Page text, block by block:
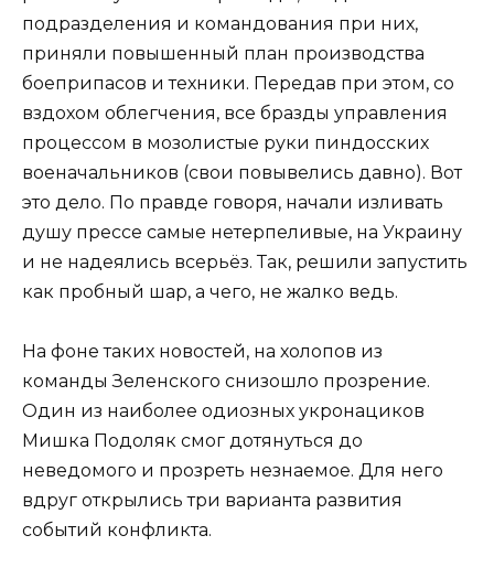
подразделения и командования при них,
приняли повышенный план производства
боеприпасов и техники. Передав при этом, со
вздохом облегчения, все бразды управления
процессом в мозолистые руки пиндосских
военачальников (свои повывелись давно). Вот
это дело. По правде говоря, начали изливать
душу прессе самые нетерпеливые, на Украину
и не надеялись всерьёз. Так, решили запустить
как пробный шар, а чего, не жалко ведь.
На фоне таких новостей, на холопов из
команды Зеленского снизошло прозрение.
Один из наиболее одиозных укронациков
Мишка Подоляк смог дотянуться до
неведомого и прозреть незнаемое. Для него
вдруг открылись три варианта развития
событий конфликта.